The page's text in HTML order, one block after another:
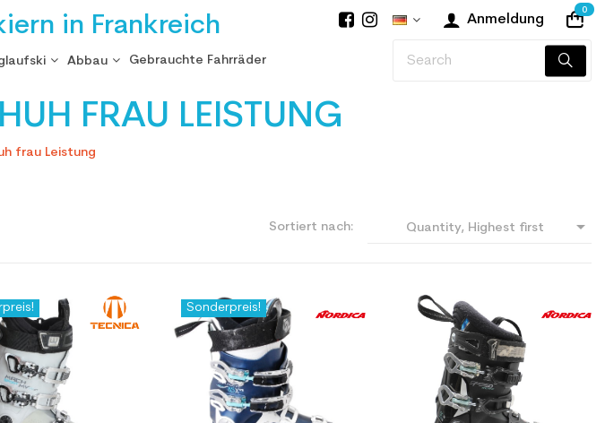
in Frankreich Anmeldung
0
Abbau Gebrauchte Fahrräder
FRAU LEISTUNG
frau Leistung
Sortiert nach: Quantity, Highest first 
Sonderpreis!